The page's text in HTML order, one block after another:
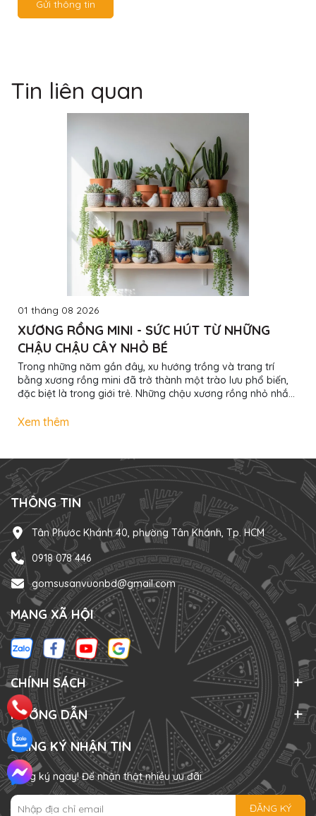
Gửi thông tin
Tin liên quan
01 tháng 08 2026
XƯƠNG RỒNG MINI - SỨC HÚT TỪ NHỮNG
CHẬU CHẬU CÂY NHỎ BÉ
Trong những năm gần đây, xu hướng trồng và trang trí
bằng xương rồng mini đã trở thành một trào lưu phổ biến,
đặc biệt là trong giới trẻ. Những chậu xương rồng nhỏ nhắn
thông điệp về sự bền bỉ, sức sống mạnh mẽ. Bài viết này sẽ
mà có võ” Xương rồng mini là những loại xương rồng có
kích...
Xem thêm
THÔNG TIN
Tân Phước Khánh 40, phường Tân Khánh, Tp. HCM
0918 078 446
gomsusanvuonbd@gmail.com
MẠNG XÃ HỘI
CHÍNH SÁCH
HƯỚNG DẪN
ĐĂNG KÝ NHẬN TIN
Đăng ký ngay! Để nhận thật nhiều ưu đãi
ĐĂNG KÝ